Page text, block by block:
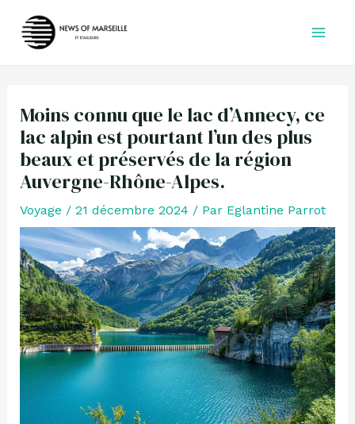
Moins connu que le lac d’Annecy, ce
lac alpin est pourtant l’un des plus
beaux et préservés de la région
Auvergne-Rhône-Alpes.
Voyage / 21 décembre 2024 / Par Eglantine Parrot